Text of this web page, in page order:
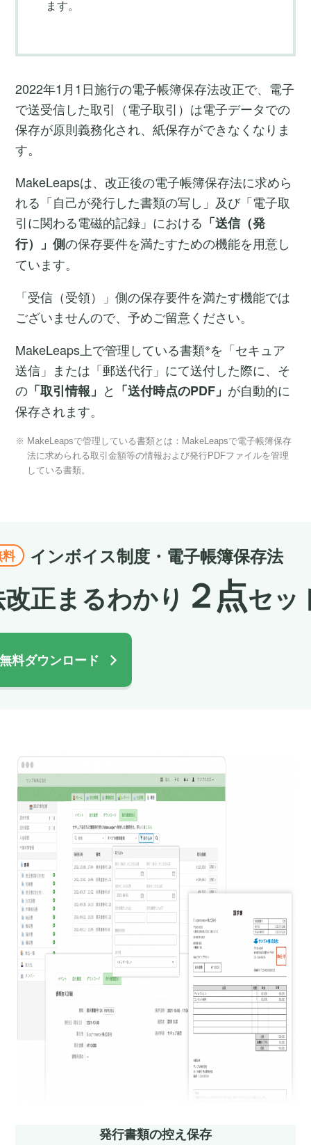
ます。
2022年1月1日施行の電子帳簿保存法改正で、電子
で送受信した取引（電子取引）は電子データでの
保存が原則義務化され、紙保存ができなくなりま
す。
MakeLeapsは、改正後の電子帳簿保存法に求めら
れる「自己が発行した書類の写し」及び「電子取
引に関わる電磁的記録」における 「送信（発
行）」側の保存要件を満たすための機能を用意し
ています。
「受信（受領）」側の保存要件を満たす機能では
ございませんので、予めご留意ください。
MakeLeaps上で管理している書類※を「セキュア
送信」または「郵送代行」にて送付した際に、そ
の 「取引情報」 と 「送付時点のPDF」 が自動的に
保存されます。
※ MakeLeapsで管理している書類とは：MakeLeapsで電子帳簿保存
法に求められる取引金額等の情報および発行PDFファイルを管理
している書類。
インボイス制度・電子帳簿保存法
正まるわかり ２点セッ
無料ダウンロード
発行書類の控え保存